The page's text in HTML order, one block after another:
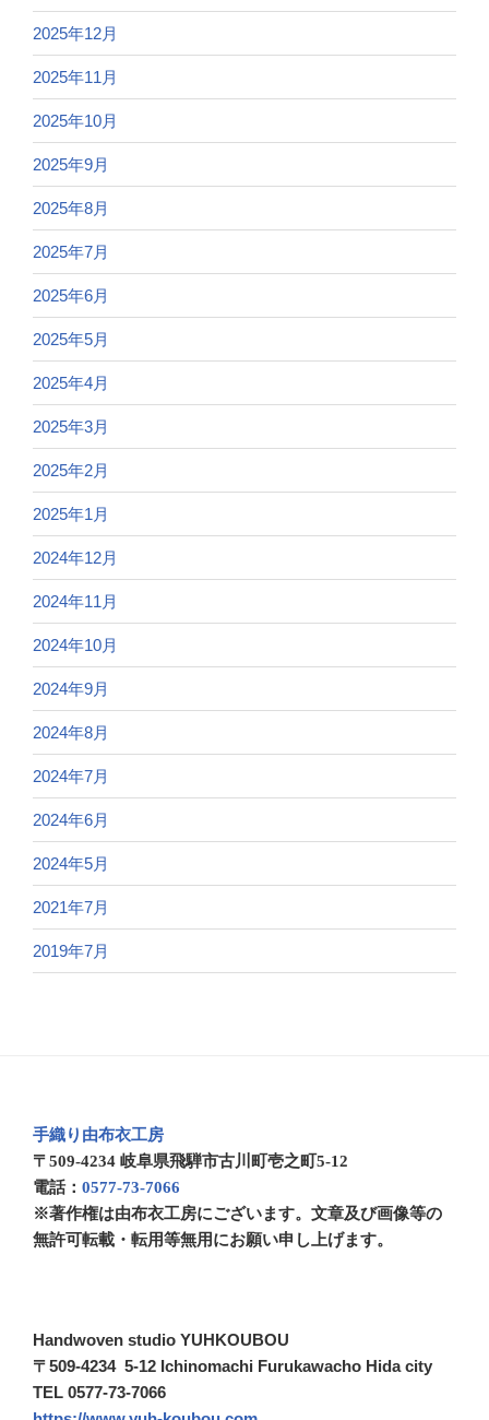
2025年12月
2025年11月
2025年10月
2025年9月
2025年8月
2025年7月
2025年6月
2025年5月
2025年4月
2025年3月
2025年2月
2025年1月
2024年12月
2024年11月
2024年10月
2024年9月
2024年8月
2024年7月
2024年6月
2024年5月
2021年7月
2019年7月
手織り由布衣工房
〒509-4234 岐阜県飛騨市古川町壱之町5-12
電話： 0577-73-7066
※著作権は由布衣工房にございます。文章及び画像等の
無許可転載・転用等無用にお願い申し上げます。
Handwoven studio YUHKOUBOU
〒509-4234 5-12 Ichinomachi Furukawacho Hida city
TEL 0577-73-7066